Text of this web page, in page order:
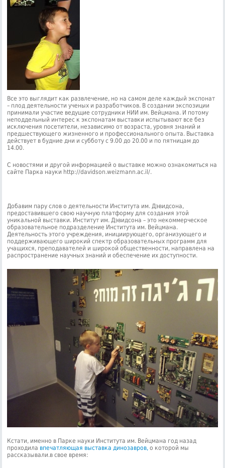
Все это выглядит как развлечение, но на самом деле каждый экспонат
– плод деятельности ученых и разработчиков. В создании экспозиции
принимали участие ведущие сотрудники НИИ им. Вейцмана. И потому
неподдельный интерес к экспонатам выставки испытывают все без
исключения посетители, независимо от возраста, уровня знаний и
предшествующего жизненного и профессионального опыта. Выставка
действует в будние дни и субботу с 9.00 до 20.00 и по пятницам до
14.00.
С новостями и другой информацией о выставке можно ознакомиться на
сайте Парка науки http://davidson.weizmann.ac.il/.
Добавим пару слов о деятельности Института им. Дэвидсона,
предоставившего свою научную платформу для создания этой
уникальной выставки. Институт им. Дэвидсона – это некоммерческое
образовательное подразделение Института им. Вейцмана.
Деятельность этого учреждения, инициирующего, организующего и
поддерживающего широкий спектр образовательных программ для
учащихся, преподавателей и широкой общественности, направлена на
распространение научных знаний и обеспечение их доступности.
Кстати, именно в Парке науки Института им. Вейцмана год назад
проходила впечатляющая выставка динозавров, о которой мы
рассказывали.в свое время: